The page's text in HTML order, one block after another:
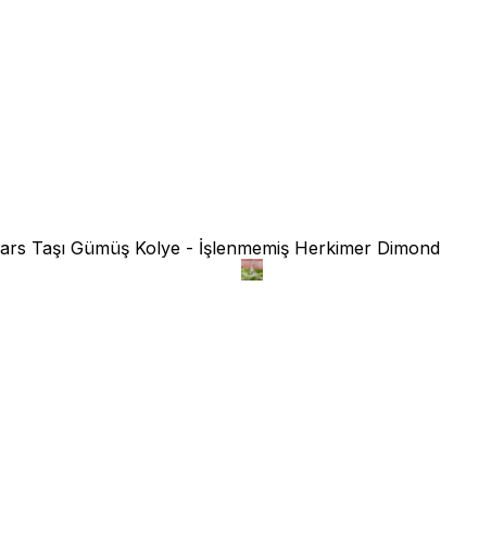
Taşı Gümüş Kolye - İşlenmemiş Herkimer Dimond